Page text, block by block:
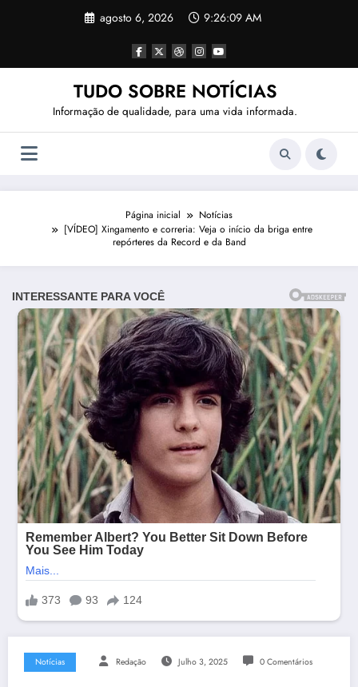
agosto 6, 2026 9:26:11 AM
TUDO SOBRE NOTÍCIAS
Informação de qualidade, para uma vida informada.
Página inicial
Notícias
[VÍDEO] Xingamento e correria: Veja o início da briga entre
repórteres da Record e da Band
Notícias Redação Julho 3, 2025 0 Comentários